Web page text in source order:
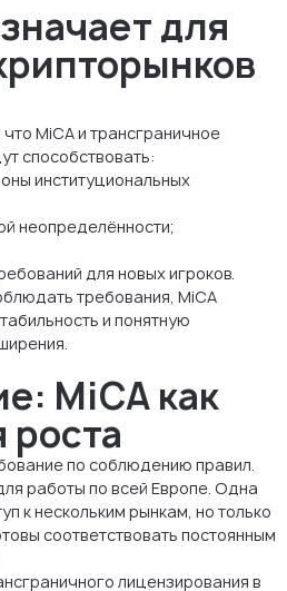
для
MiCA и трансграничное
способствовать:
институциональных
неопределённости;
для новых игроков.
требования, MiCA
и понятную
MiCA как
роста
по соблюдению правил.
работы по всей Европе. Одна
к нескольким рынкам, но только
соответствовать постоянным
лицензирования в